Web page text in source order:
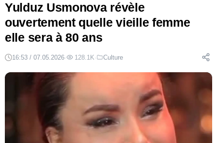
Yulduz Usmonova révèle
ouvertement quelle vieille femme
elle sera à 80 ans
16:53 / 07.05.2026· 128.1K· Culture